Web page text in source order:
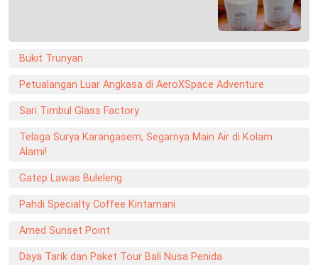
Bukit Trunyan
Petualangan Luar Angkasa di AeroXSpace Adventure
Sari Timbul Glass Factory
Telaga Surya Karangasem, Segarnya Main Air di Kolam
Alami!
Gatep Lawas Buleleng
Pahdi Specialty Coffee Kintamani
Amed Sunset Point
Daya Tarik dan Paket Tour Bali Nusa Penida